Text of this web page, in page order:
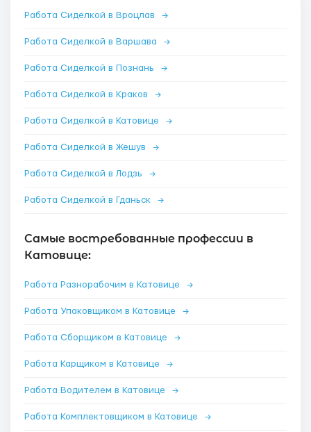
Работа Сиделкой в Вроцлав →
Работа Сиделкой в Варшава →
Работа Сиделкой в Познань →
Работа Сиделкой в Краков →
Работа Сиделкой в Катовице →
Работа Сиделкой в Жешув →
Работа Сиделкой в Лодзь →
Работа Сиделкой в Гданьск →
Самые востребованные профессии в
Катовице:
Работа Разнорабочим в Катовице →
Работа Упаковщиком в Катовице →
Работа Сборщиком в Катовице →
Работа Карщиком в Катовице →
Работа Водителем в Катовице →
Работа Комплектовщиком в Катовице →